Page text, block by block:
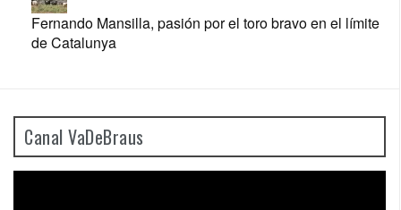
Fernando Mansilla, pasión por el toro bravo en el límite
de Catalunya
Canal VaDeBraus